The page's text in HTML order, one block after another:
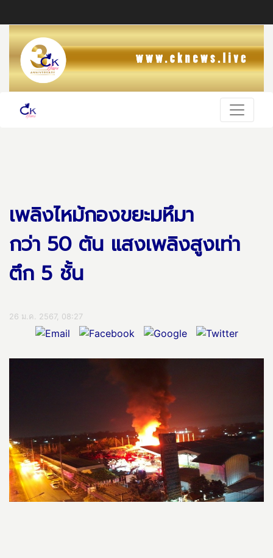
เพลิงไหม้กองขยะมหึมา
กว่า 50 ตัน แสงเพลิงสูงเท่า
ตึก 5 ชั้น
26 ม.ค. 2567, 08:27